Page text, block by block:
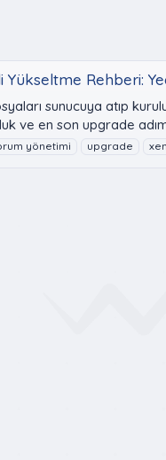
Yükseltme Rehberi:
sunucuya atıp
ve en son upgrade
yönetimi upgrade